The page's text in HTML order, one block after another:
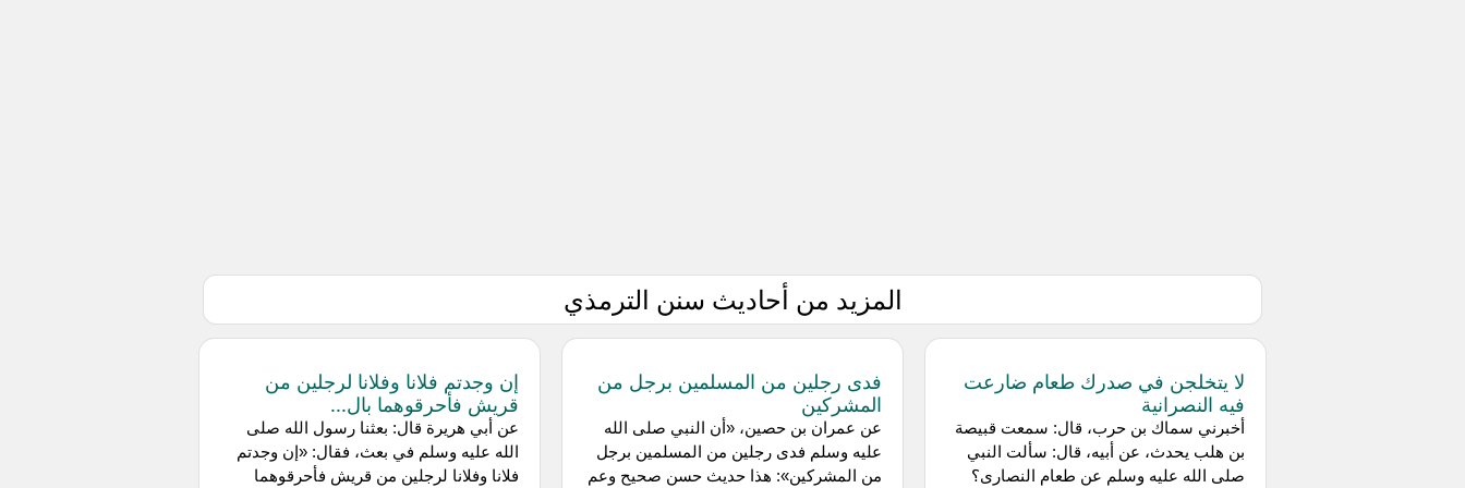
المزيد من أحاديث سنن الترمذي
لا يتخلجن في صدرك طعام ضارعت
فيه النصرانية
أخبرني سماك بن حرب، قال: سمعت قبيصة
بن هلب يحدث، عن أبيه، قال: سألت النبي
صلى الله عليه وسلم عن طعام النصارى؟
فدى رجلين من المسلمين برجل من
المشركين
عن عمران بن حصين، «أن النبي صلى الله
عليه وسلم فدى رجلين من المسلمين برجل
من المشركين»: هذا حديث حسن صحيح وعم
إن وجدتم فلانا وفلانا لرجلين من
قريش فأحرقوهما بال...
عن أبي هريرة قال: بعثنا رسول الله صلى
الله عليه وسلم في بعث، فقال: «إن وجدتم
فلانا وفلانا لرجلين من قريش فأحرقوهما